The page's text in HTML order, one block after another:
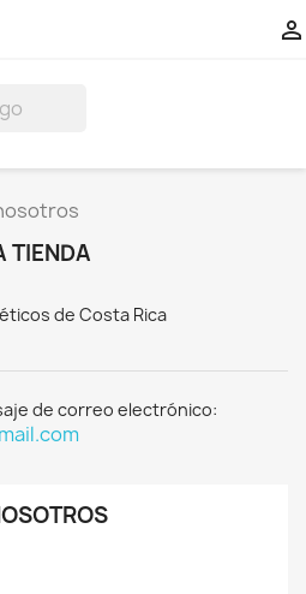

TIENDA
de Costa Rica
de correo electrónico: